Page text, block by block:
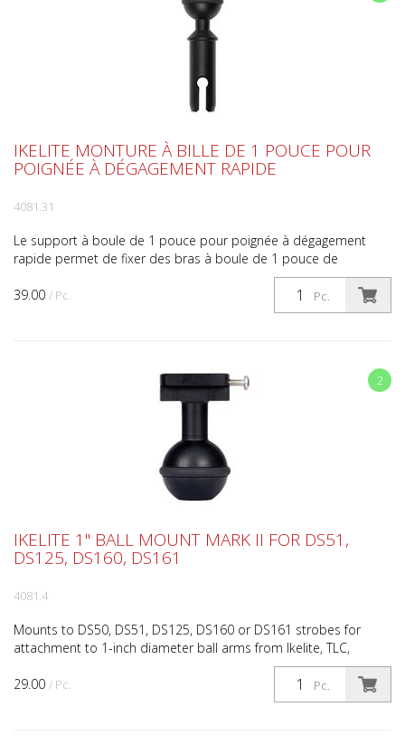
39.00 / Pc. Pc.
IKELITE MONTURE À BILLE DE 1 POUCE POUR
POIGNÉE À DÉGAGEMENT RAPIDE
4081.31
Le support à boule de 1 pouce pour poignée à dégagement
rapide permet de fixer des bras à boule de 1 pouce de
fabricants tels qu'Ikelite, TLC, Ultralight, Nauticam, X-Adv...
2
29.00 / Pc. Pc.
IKELITE 1" BALL MOUNT MARK II FOR DS51,
DS125, DS160, DS161
4081.4
Mounts to DS50, DS51, DS125, DS160 or DS161 strobes for
attachment to 1-inch diameter ball arms from Ikelite, TLC,
Ultralight, Nauticam, and others. Requires a compatible...